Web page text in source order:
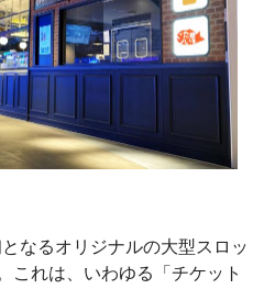
なるオリジナルの大型スロッ
これは、いわゆる「チケット